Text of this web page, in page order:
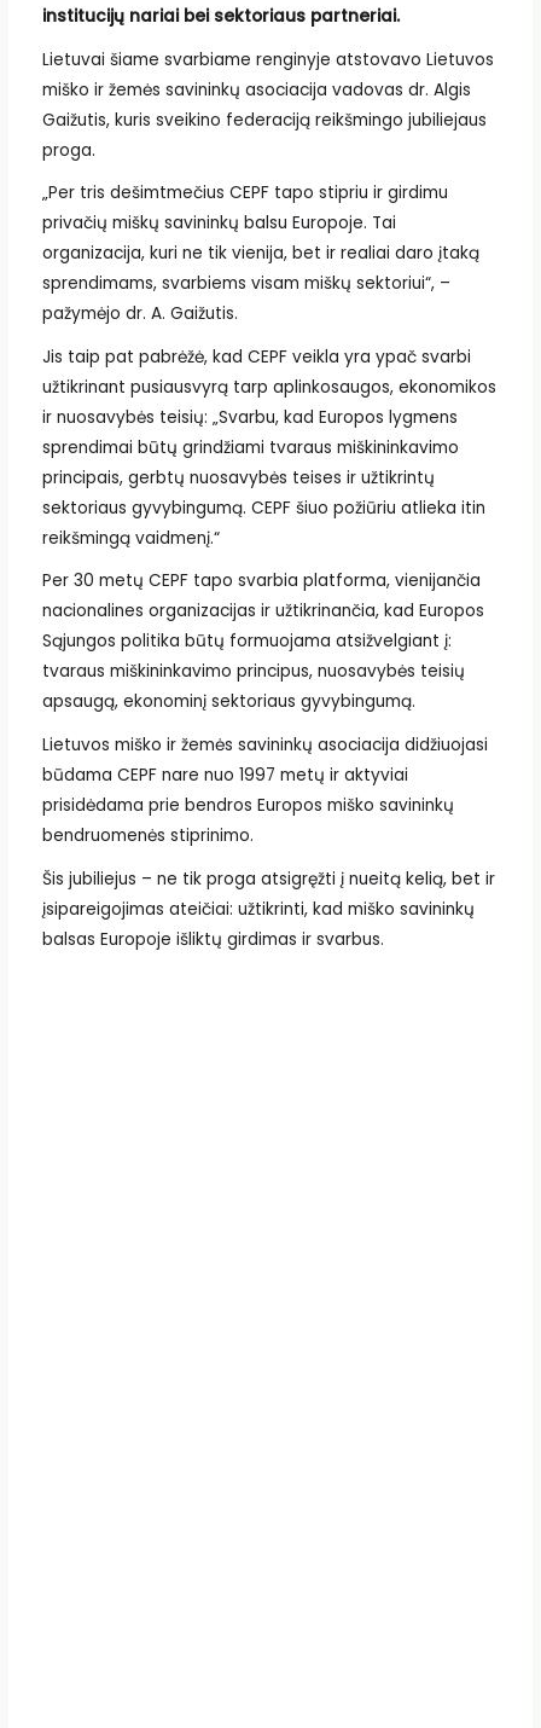
institucijų nariai bei sektoriaus partneriai.
Lietuvai šiame svarbiame renginyje atstovavo Lietuvos
miško ir žemės savininkų asociacija vadovas dr. Algis
Gaižutis, kuris sveikino federaciją reikšmingo jubiliejaus
proga.
„Per tris dešimtmečius CEPF tapo stipriu ir girdimu
privačių miškų savininkų balsu Europoje. Tai
organizacija, kuri ne tik vienija, bet ir realiai daro įtaką
sprendimams, svarbiems visam miškų sektoriui“, –
pažymėjo dr. A. Gaižutis.
Jis taip pat pabrėžė, kad CEPF veikla yra ypač svarbi
užtikrinant pusiausvyrą tarp aplinkosaugos, ekonomikos
ir nuosavybės teisių: „Svarbu, kad Europos lygmens
sprendimai būtų grindžiami tvaraus miškininkavimo
principais, gerbtų nuosavybės teises ir užtikrintų
sektoriaus gyvybingumą. CEPF šiuo požiūriu atlieka itin
reikšmingą vaidmenį.“
Per 30 metų CEPF tapo svarbia platforma, vienijančia
nacionalines organizacijas ir užtikrinančia, kad Europos
Sąjungos politika būtų formuojama atsižvelgiant į:
tvaraus miškininkavimo principus, nuosavybės teisių
apsaugą, ekonominį sektoriaus gyvybingumą.
Lietuvos miško ir žemės savininkų asociacija didžiuojasi
būdama CEPF nare nuo 1997 metų ir aktyviai
prisidėdama prie bendros Europos miško savininkų
bendruomenės stiprinimo.
Šis jubiliejus – ne tik proga atsigręžti į nueitą kelią, bet ir
įsipareigojimas ateičiai: užtikrinti, kad miško savininkų
balsas Europoje išliktų girdimas ir svarbus.